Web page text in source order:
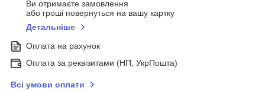
Ви отримаєте замовлення
або гроші повернуться на вашу картку
Детальніше
Оплата на рахунок
Оплата за реквізитами (НП, УкрПошта)
Всі умови оплати